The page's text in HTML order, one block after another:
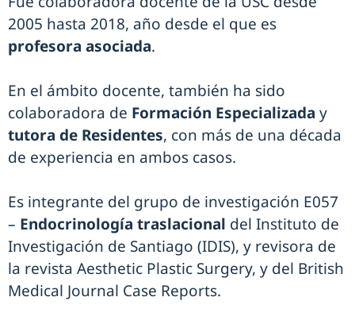
2005 hasta 2018, año desde el que es
profesora asociada.
En el ámbito docente, también ha sido
colaboradora de Formación Especializada y
tutora de Residentes, con más de una década
de experiencia en ambos casos.
Es integrante del grupo de investigación E057
– Endocrinología traslacional del Instituto de
Investigación de Santiago (IDIS), y revisora de
la revista Aesthetic Plastic Surgery, y del British
Medical Journal Case Reports.